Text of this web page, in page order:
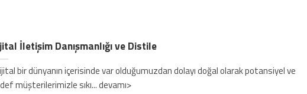
İletişim Danışmanlığı ve Distile
bir dünyanın içerisinde var olduğumuzdan dolayı doğal olarak potansiyel ve
müşterilerimizle sıkı... devamı>